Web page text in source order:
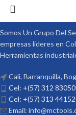
Somos Un Grupo Del
empresas lideres en
Herramientas
Cali, Barranquilla,
Cel: +(57) 312
Cel: +(57) 313
Email: